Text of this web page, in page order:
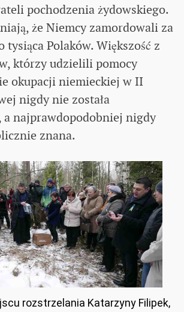
pochodzenia żydowskiego.
że Niemcy zamordowali za
tysiąca Polaków. Większość z
którzy udzielili pomocy
okupacji niemieckiej w II
nigdy nie została
a najprawdopodobniej nigdy
znana.
rozstrzelania Katarzyny Filipek,